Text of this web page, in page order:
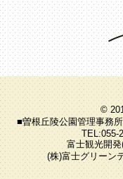
©
■曽根丘陵公園管理事務
TEL:055-
富士観光開
(株)富士グリーン